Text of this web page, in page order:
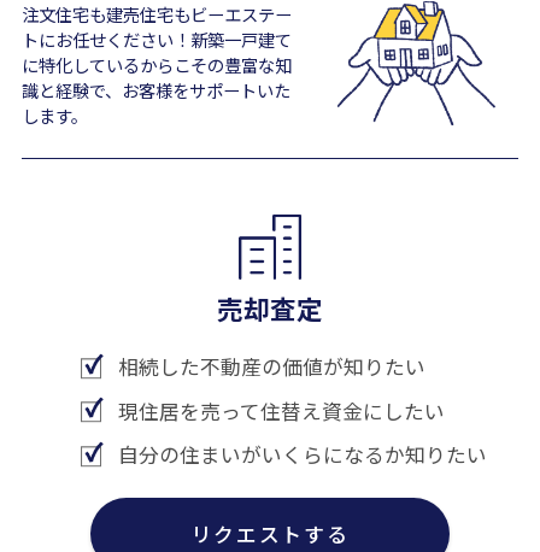
注文住宅も建売住宅もビーエステー
トにお任せください！新築一戸建て
に特化しているからこその豊富な知
識と経験で、お客様をサポートいた
します。
売却査定
相続した不動産の価値が知りたい
現住居を売って住替え資金にしたい
自分の住まいがいくらになるか知りたい
リクエストする